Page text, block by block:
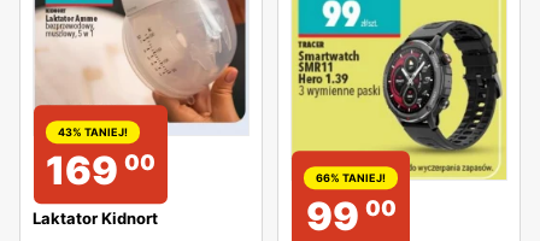
43% TANIEJ!
169 00
Laktator Kidnort
66% TANIEJ!
99 00